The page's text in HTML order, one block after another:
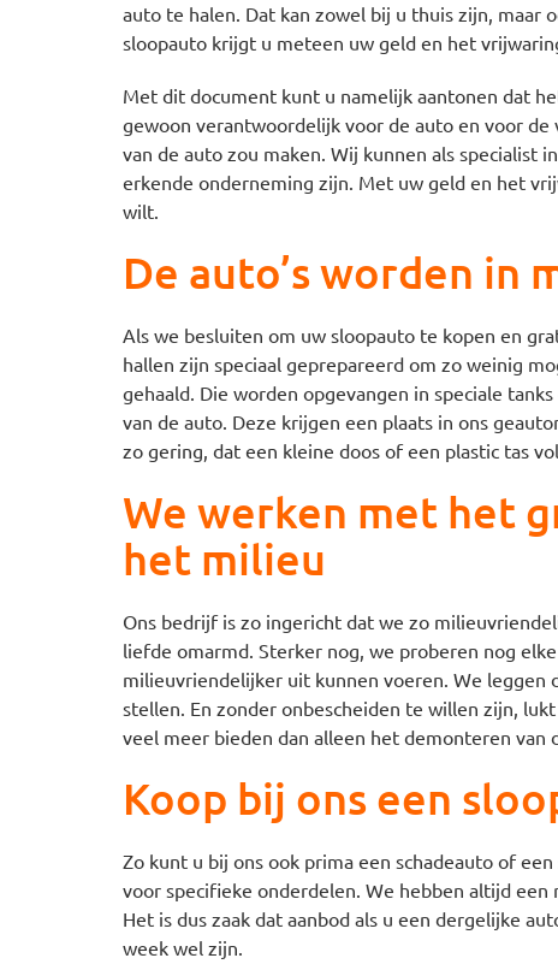
auto te halen. Dat kan zowel bij u thuis zijn, maar
sloopauto krijgt u meteen uw geld en het
Met dit document kunt u namelijk aantonen dat
gewoon verantwoordelijk voor de auto en voor
van de auto zou maken. Wij kunnen als
erkende onderneming zijn. Met uw geld en het
wilt.
De auto’s worden
Als we besluiten om uw sloopauto te kopen en
hallen zijn speciaal geprepareerd om zo weinig
gehaald. Die worden opgevangen in speciale
van de auto. Deze krijgen een plaats in ons
zo gering, dat een kleine doos of een plastic tas
We werken met het
het milieu
Ons bedrijf is zo ingericht dat we zo
liefde omarmd. Sterker nog, we proberen nog
milieuvriendelijker uit kunnen voeren. We
stellen. En zonder onbescheiden te willen zijn,
veel meer bieden dan alleen het demonteren van
Koop bij ons een
Zo kunt u bij ons ook prima een schadeauto of
voor specifieke onderdelen. We hebben altijd een
Het is dus zaak dat aanbod als u een dergelijke
week wel zijn.